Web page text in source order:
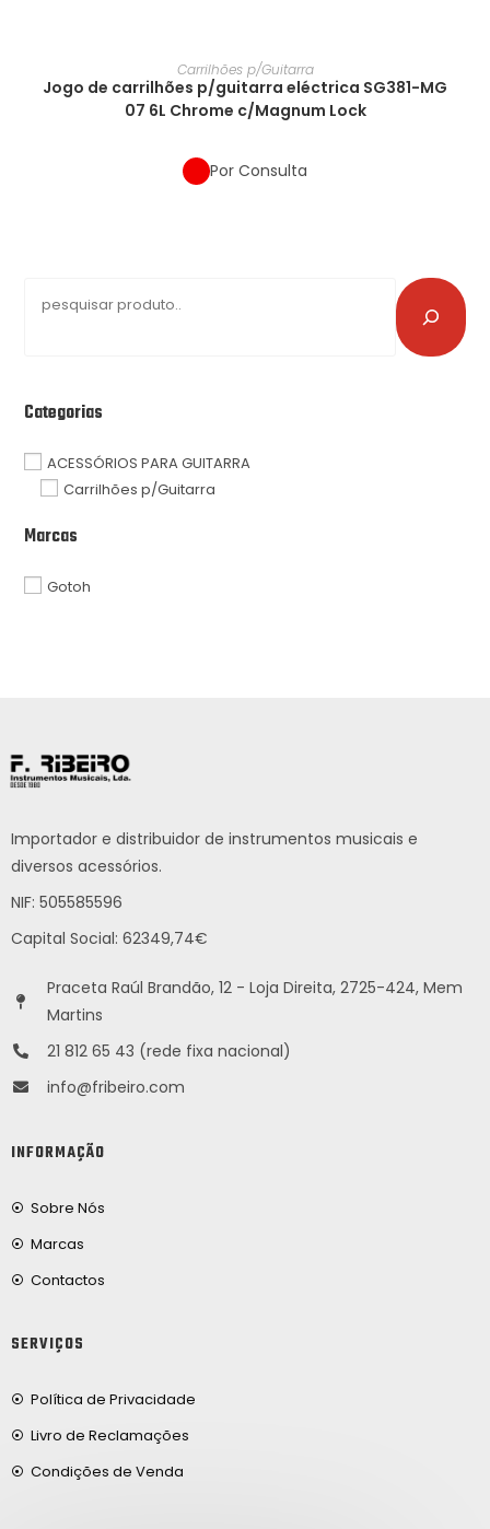
Carrilhões p/Guitarra
Jogo de carrilhões p/guitarra eléctrica SG381-MG
07 6L Chrome c/Magnum Lock
Por Consulta
Categorias
ACESSÓRIOS PARA GUITARRA
Carrilhões p/Guitarra
Marcas
Gotoh
Importador e distribuidor de instrumentos musicais e
diversos acessórios.
NIF: 505585596
Capital Social: 62349,74€
Praceta Raúl Brandão, 12 - Loja Direita, 2725-424, Mem
Martins
21 812 65 43 (rede fixa nacional)
info@fribeiro.com
INFORMAÇÃO
Sobre Nós
Marcas
Contactos
SERVIÇOS
Política de Privacidade
Livro de Reclamações
Condições de Venda